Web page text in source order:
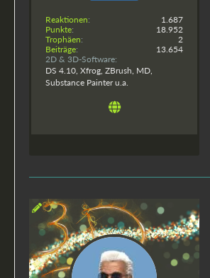
Reaktionen
1.687
Punkte
18.952
Trophäen
2
Beiträge
13.654
2D & 3D-Software
DS 4.10, Xfrog, ZBrush, MD,
Substance Painter u.a.